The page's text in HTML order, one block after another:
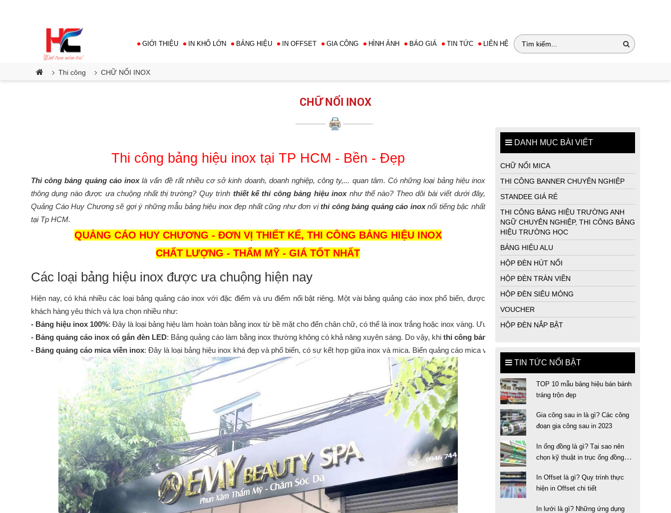
GIỚI THIỆU IN KHỔ LỚN BẢNG HIỆU IN OFFSET GIA CÔNG HÌNH ẢNH BÁO GIÁ TIN TỨC LIÊN HỆ
Thi công CHỮ NỔI INOX
CHỮ NỔI INOX
Thi công bảng hiệu inox tại TP HCM - Bền - Đẹp
Thi công bảng quảng cáo inoxlà vấn đề rất nhiều cơ sở kinh doanh, doanh nghiệp, công ty,... quan tâm. Có những loại bảng hiệu inox
thông dụng nào được ưa chuộng nhất thị trường? Quy trình thiết kế thi công bảng hiệu inoxnhư thế nào? Theo dõi bài viết dưới đây,
Quảng Cáo Huy Chương sẽ gợi ý những mẫu bảng hiệu inox đẹp nhất cũng như đơn vịthi công bảng quảng cáo inoxnổi tiếng bậc nhất
tại Tp HCM.
QUẢNG CÁO HUY CHƯƠNG - ĐƠN VỊ THIẾT KẾ, THI CÔNG BẢNG HIỆU INOX
CHẤT LƯỢNG - THẨM MỸ - GIÁ TỐT NHẤT
Các loại bảng hiệu inox được ưa chuộng hiện nay
Hiện nay, có khá nhiều các loại bảng quảng cáo inox với đặc điểm và ưu điểm nổi bật riêng. Một vài bảng quảng cáo inox phổ biến, được
khách hàng yêu thích và lựa chọn nhiều như:
- Bảng hiệu inox 100%: Đây là loại bảng hiệu làm hoàn toàn bằng inox từ bề mặt cho đến chân chữ, có thể là inox trắng hoặc inox vàng. Ưu điểm của loại bảng quảng cáo inox toàn phần này rất
- Bảng quảng cáo inox có gắn đèn LED: Bảng quảng cáo làm bằng inox thường không có khả năng xuyên sáng. Do vậy, khi thi công bảng quảng cáo inox
- Bảng quảng cáo mica viền inox: Đây là loại bảng hiệu inox khá đẹp và phổ biến, có sự kết hợp giữa inox và mica. Biển quảng cáo mica viền inox còn được gọi với tên khác là bảng hiệu chữ
DANH MỤC BÀI VIẾT
CHỮ NỔI MICA
THI CÔNG BANNER CHUYÊN NGHIỆP
STANDEE GIÁ RẺ
THI CÔNG BẢNG HIỆU TRƯỜNG ANH
NGỮ CHUYÊN NGHIỆP, THI CÔNG BẢNG
HIỆU TRƯỜNG HỌC
BẢNG HIỆU ALU
HỘP ĐÈN HÚT NỔI
HỘP ĐÈN TRÀN VIỀN
HỘP ĐÈN SIÊU MỎNG
VOUCHER
HỘP ĐÈN NẮP BẬT
TIN TỨC NỔI BẬT
TOP 10 mẫu bảng hiệu bán bánh
tráng trộn đẹp
Gia công sau in là gì? Các công
đoạn gia công sau in 2023
In ống đồng là gì? Tại sao nên
chọn kỹ thuật in trục ống đồng
In Offset là gì? Quy trình thực
hiện in Offset chi tiết
In lưới là gì? Những ứng dụng